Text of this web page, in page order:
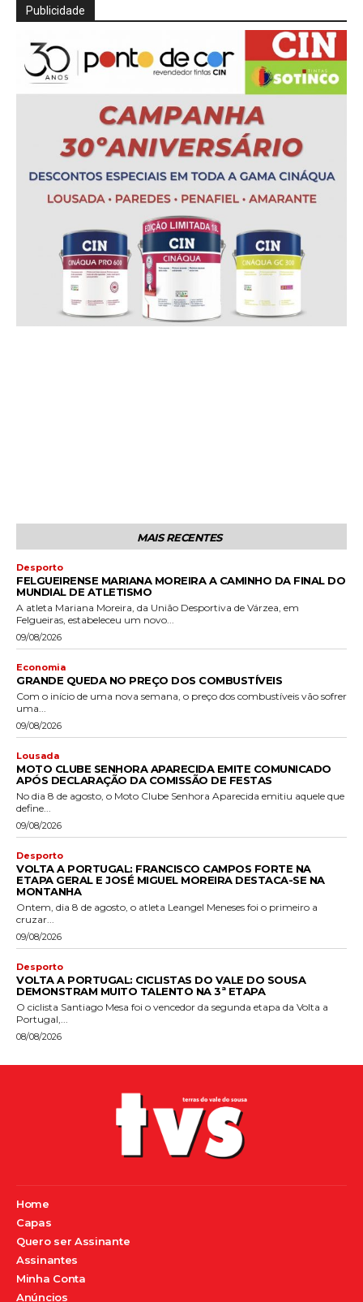
Publicidade
MAIS RECENTES
Desporto
FELGUEIRENSE MARIANA MOREIRA A CAMINHO DA FINAL DO
MUNDIAL DE ATLETISMO
A atleta Mariana Moreira, da União Desportiva de Várzea, em
Felgueiras, estabeleceu um novo...
09/08/2026
Economia
GRANDE QUEDA NO PREÇO DOS COMBUSTÍVEIS
Com o início de uma nova semana, o preço dos combustíveis vão sofrer
uma...
09/08/2026
Lousada
MOTO CLUBE SENHORA APARECIDA EMITE COMUNICADO
APÓS DECLARAÇÃO DA COMISSÃO DE FESTAS
No dia 8 de agosto, o Moto Clube Senhora Aparecida emitiu aquele que
define...
09/08/2026
Desporto
VOLTA A PORTUGAL: FRANCISCO CAMPOS FORTE NA
ETAPA GERAL E JOSÉ MIGUEL MOREIRA DESTACA-SE NA
MONTANHA
Ontem, dia 8 de agosto, o atleta Leangel Meneses foi o primeiro a
cruzar...
09/08/2026
Desporto
VOLTA A PORTUGAL: CICLISTAS DO VALE DO SOUSA
DEMONSTRAM MUITO TALENTO NA 3ª ETAPA
O ciclista Santiago Mesa foi o vencedor da segunda etapa da Volta a
Portugal,...
08/08/2026
Home
Capas
Quero ser Assinante
Assinantes
Minha Conta
Anúncios